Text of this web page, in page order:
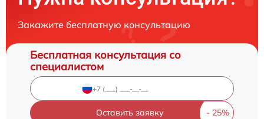
Закажите бесплатную консультацию
Бесплатная консультация со
специалистом
Оставить заявку